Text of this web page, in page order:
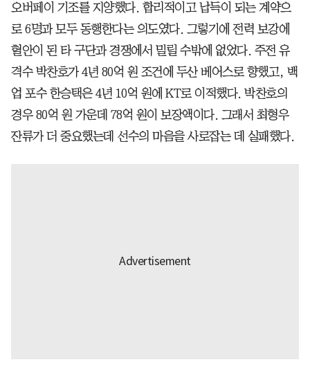
오버페이 기조를 지양했다. 합리적이고 납득이 되는 계약으
로 6명과 모두 동행한다는 의도였다. 그렇기에 전력 보강에
혈안이 된 타 구단과 경쟁에서 밀릴 수밖에 없었다. 주전 유
격수 박찬호가 4년 80억 원 조건에 두산 베어스로 향했고, 백
업 포수 한승택은 4년 10억 원에 KT로 이적했다. 박찬호의
경우 80억 원 가운데 78억 원이 보장액이다. 그래서 최형우
잔류가 더 중요했는데 선수의 마음을 사로잡는 데 실패했다.